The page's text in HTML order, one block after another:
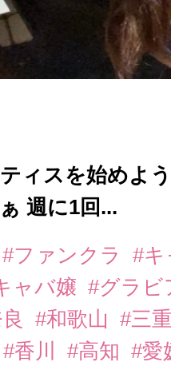
ィスを始めよ
週に1回...
#ファンクラ
#
ャバ嬢 #グラ
#和歌山
#三
#香川 #高知 #愛